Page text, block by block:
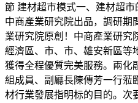
節 建材超市模式一、建材超
中商產業研究院出品，調研期
業研究院原創！中商產業研究
經濟區、市、市、雄安新區等
獲得全程優質完美服務。兩化
組成員、副廳長陳傳芳一行蒞
材行業發展指明标的目的。次